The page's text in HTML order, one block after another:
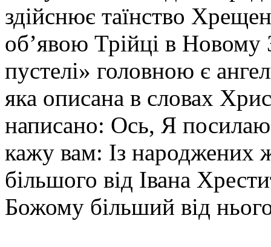
здійснює таїнство
об’явою Трійці в Новому
пустелі» головною є
яка описана в словах
написано: Ось, Я
кажу вам: Із народжених
більшого від Івана
Божому більший від